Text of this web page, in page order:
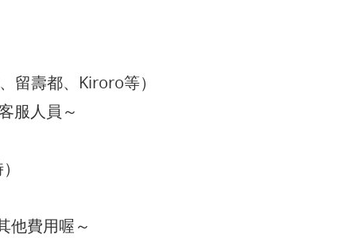
壽都、Kiroro等）
服人員～
他費用喔～